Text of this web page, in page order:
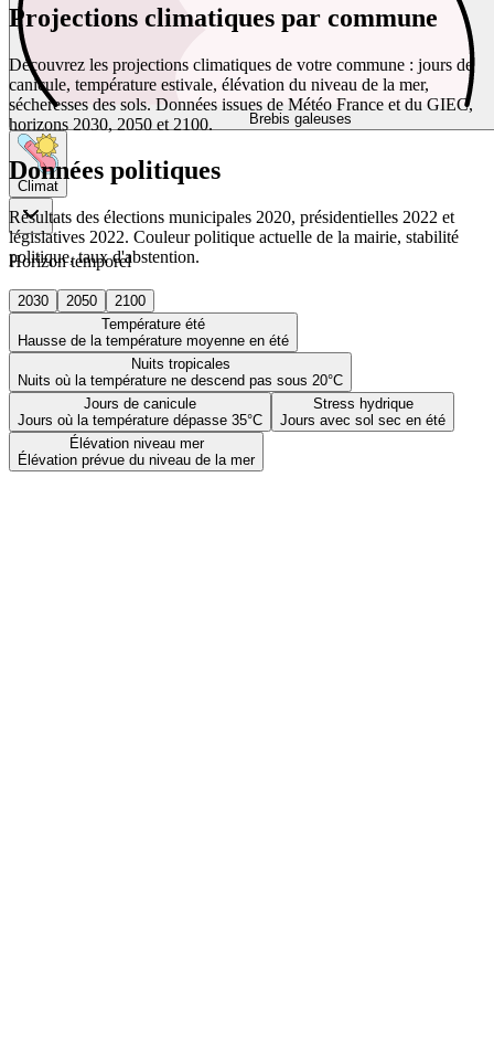
Brebis galeuses
Climat
Horizon temporel
2030 2050
2100
Température été
Hausse de la température moyenne en été
Nuits tropicales
Nuits où la température ne descend pas sous 20°C
Jours de canicule
Jours où la température dépasse 35°C
Stress hydrique
Jours avec sol sec en été
Élévation niveau mer
Élévation prévue du niveau de la mer
Projections climatiques par commune
Découvrez les projections climatiques de votre commune : jours de
canicule, température estivale, élévation du niveau de la mer,
sécheresses des sols. Données issues de Météo France et du GIEC,
horizons 2030, 2050 et 2100.
Données politiques
Résultats des élections municipales 2020, présidentielles 2022 et
législatives 2022. Couleur politique actuelle de la mairie, stabilité
politique, taux d'abstention.